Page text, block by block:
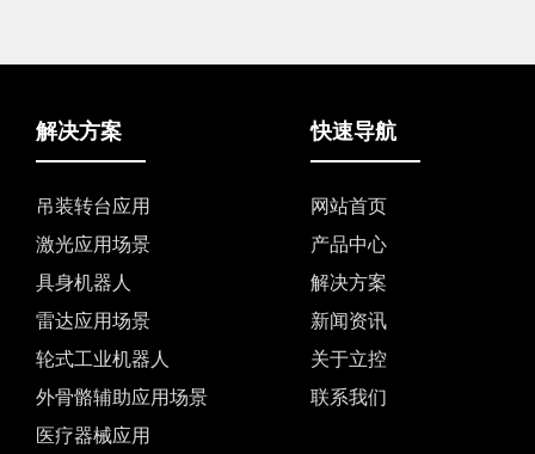
解决方案
吊装转台应用
激光应用场景
具身机器人
雷达应用场景
轮式工业机器人
外骨骼辅助应用场景
医疗器械应用
快速导航
网站首页
产品中心
解决方案
新闻资讯
关于立控
联系我们